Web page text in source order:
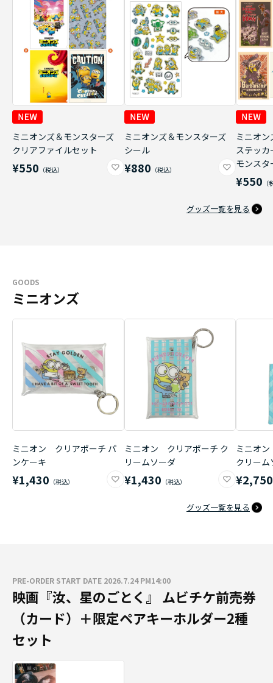
ミニオンズ＆モンスターズ
クリアファイルセット
¥550
ミニオンズ＆モンスターズ
シール
¥880
ミニオ
ステッ
モンスタ
¥550
グッズ一覧を見る
GOODS
ミニオンズ
ミニオン クリアポーチ パ
ンケーキ
¥1,430
ミニオン クリアポーチ ク
リームソーダ
¥1,430
ミニオ
クリーム
¥2,750
グッズ一覧を見る
PRE-ORDER START DATE 2026.7.24 PM14:00
映画『汝、星のごとく』 ムビチケ前売券
（カード）＋限定ペアキーホルダー2種
セット